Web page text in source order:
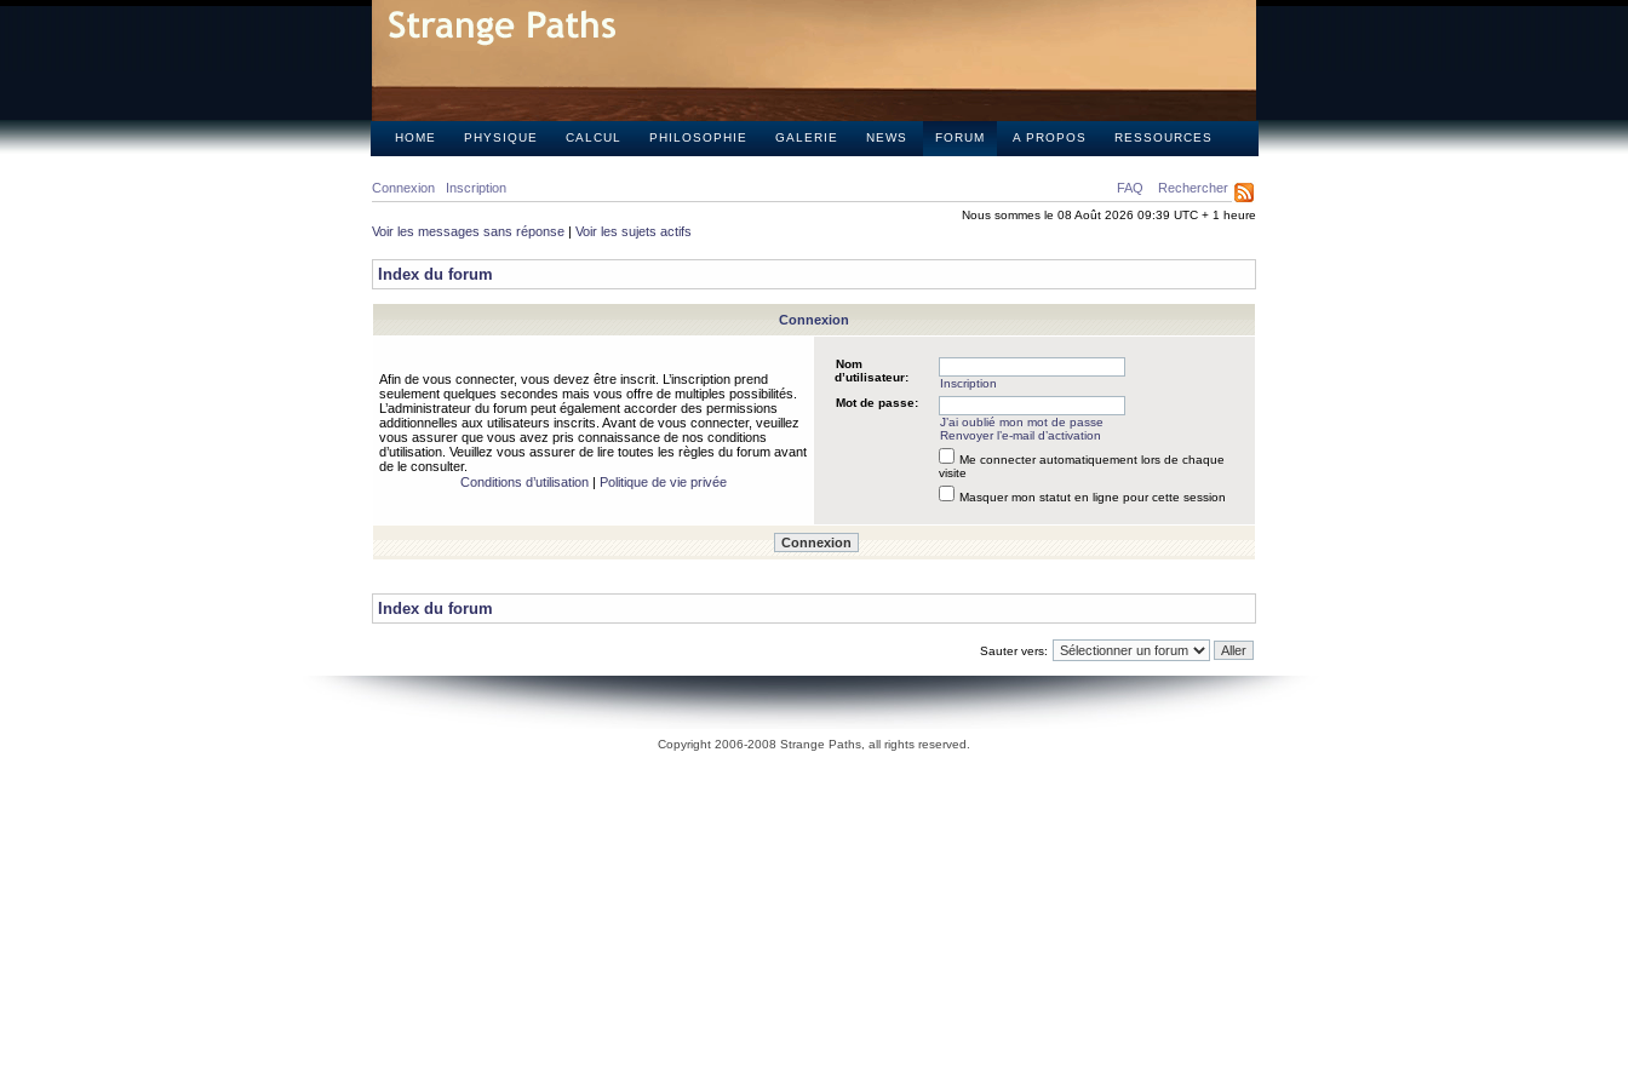
HOME PHYSIQUE CALCUL PHILOSOPHIE GALERIE NEWS FORUM A PROPOS RESSOURCES
FAQ Rechercher
Connexion Inscription
Nous sommes le 08 Août 2026 09:39 UTC + 1 heure
Voir les messages sans réponse | Voir les sujets actifs
Index du forum
Connexion
Afin de vous connecter, vous devez être inscrit. L’inscription prend
seulement quelques secondes mais vous offre de multiples possibilités.
L’administrateur du forum peut également accorder des permissions
additionnelles aux utilisateurs inscrits. Avant de vous connecter, veuillez
vous assurer que vous avez pris connaissance de nos conditions
d’utilisation. Veuillez vous assurer de lire toutes les règles du forum avant
de le consulter.
Conditions d’utilisation| Politique de vie privée
Nom
d’utilisateur:
Inscription
Mot de passe:
J’ai oublié mon mot de passe
Renvoyer l’e-mail d’activation
Me connecter automatiquement lors de chaque
visite
Masquer mon statut en ligne pour cette session
Index du forum
Sauter vers:
Copyright 2006-2008 Strange Paths, all rights reserved.